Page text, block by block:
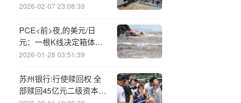
2026-02-07 23:08:39
PCE<前>夜,的美元/日
元：一根K线决定箱体命
运？
2026-01-28 03:51:39
苏州银行:行使赎回权 全
部赎回45亿元二级资本债